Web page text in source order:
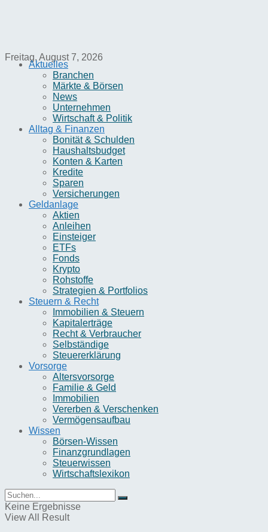
Freitag, August 7, 2026
Aktuelles
Branchen
Märkte & Börsen
News
Unternehmen
Wirtschaft & Politik
Alltag & Finanzen
Bonität & Schulden
Haushaltsbudget
Konten & Karten
Kredite
Sparen
Versicherungen
Geldanlage
Aktien
Anleihen
Einsteiger
ETFs
Fonds
Krypto
Rohstoffe
Strategien & Portfolios
Steuern & Recht
Immobilien & Steuern
Kapitalerträge
Recht & Verbraucher
Selbständige
Steuererklärung
Vorsorge
Altersvorsorge
Familie & Geld
Immobilien
Vererben & Verschenken
Vermögensaufbau
Wissen
Börsen-Wissen
Finanzgrundlagen
Steuerwissen
Wirtschaftslexikon
Keine Ergebnisse
View All Result